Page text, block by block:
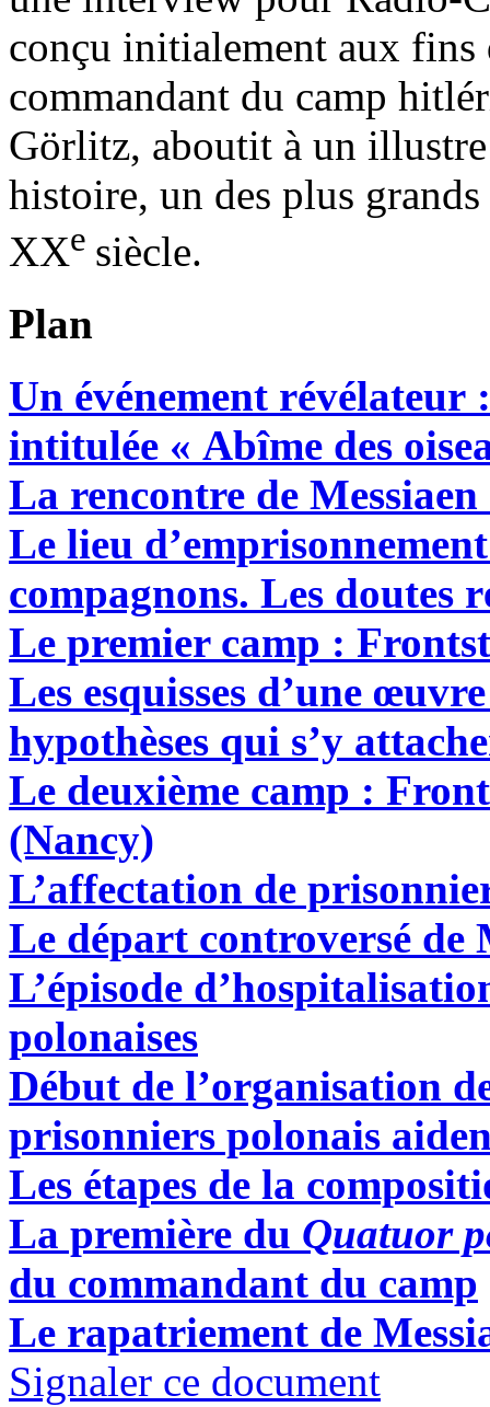
conçu initialement aux fins
commandant du camp
Görlitz, aboutit à un
histoire, un des plus
XXe siècle.
Plan
Un événement révélateur
intitulée « Abîme des
La rencontre de
Le lieu
compagnons. Les doutes
Le premier camp :
Les esquisses d’une
hypothèses qui s’y
Le deuxième camp :
(Nancy)
L’affectation de
Le départ controversé de
L’épisode
polonaises
Début de l’organisation
prisonniers polonais
Les étapes de la
La première du Quatuor
du commandant du camp
Le rapatriement de
Signaler ce document